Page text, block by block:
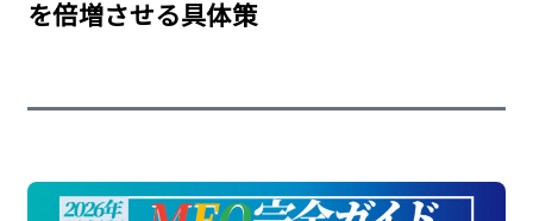
実績
会社概要
を倍増させる具体策